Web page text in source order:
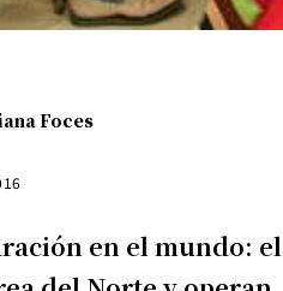
Foces
en el mundo: el